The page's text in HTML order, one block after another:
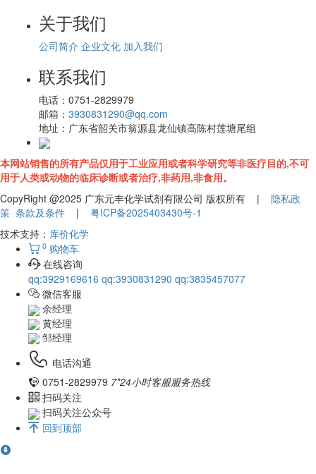
关于我们
公司简介 企业文化 加入我们
联系我们
电话： 0751-2829979
邮箱： 3930831290@qq.com
地址： 广东省韶关市翁源县龙仙镇高陈村莲塘尾组
本网站销售的所有产品仅用于工业应用或者科学研究等非医疗目的,不可
用于人类或动物的临床诊断或者治疗,非药用,非食用。
CopyRight @2025 广东元丰化学试剂有限公司 版权所有 | 隐私政
策 条款及条件 | 粤ICP备2025403430号-1
技术支持： 库价化学
0 购物车
在线咨询
qq:3929169616 qq:3930831290 qq:3835457077
微信客服
余经理
黄经理
邹经理
电话沟通
0751-2829979 7*24小时客服服务热线
扫码关注
扫码关注公众号
回到顶部